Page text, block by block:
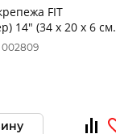
FIT
14" (34 х 20 х 6 см)
65648
002809